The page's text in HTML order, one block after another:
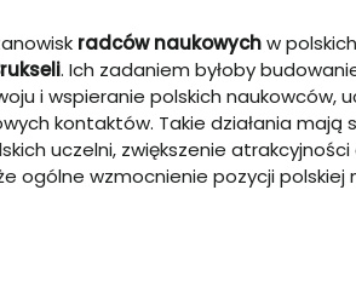
radców naukowychw
. Ich zadaniem byłoby
i wspieranie polskich naukowców,
kontaktów. Takie działania mają
uczelni, zwiększenie atrakcyjności
ogólne wzmocnienie pozycji polskiej